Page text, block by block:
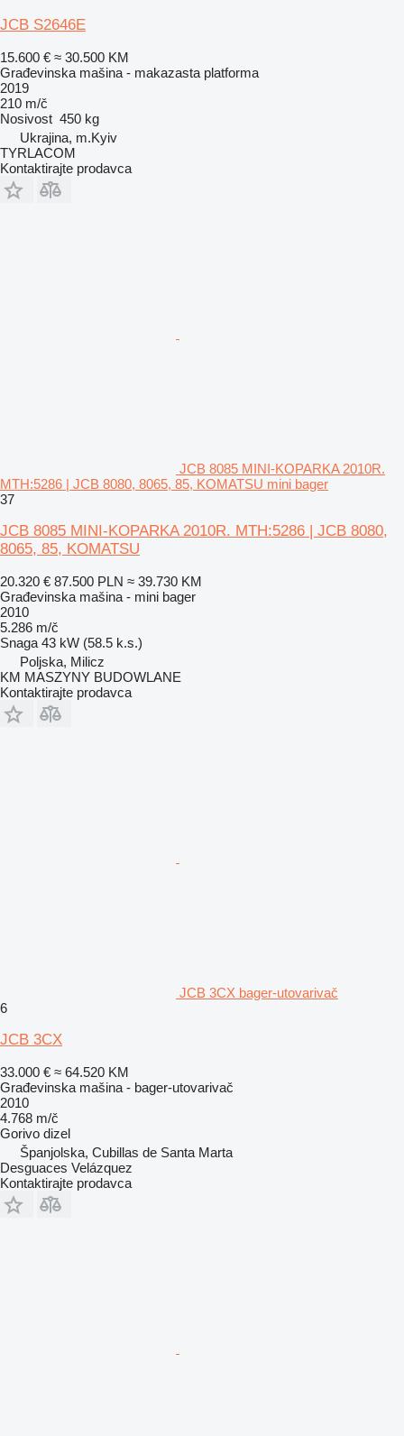
JCB S2646E
15.600 € ≈ 30.500 KM
Građevinska mašina - makazasta platforma
2019
210 m/č
Nosivost 450 kg
Ukrajina, m.Kyiv
TYRLACOM
Kontaktirajte prodavca
JCB 8085 MINI-KOPARKA 2010R.
MTH:5286 | JCB 8080, 8065, 85, KOMATSU mini bager
37
JCB 8085 MINI-KOPARKA 2010R. MTH:5286 | JCB 8080,
8065, 85, KOMATSU
20.320 € 87.500 PLN ≈ 39.730 KM
Građevinska mašina - mini bager
2010
5.286 m/č
Snaga 43 kW (58.5 k.s.)
Poljska, Milicz
KM MASZYNY BUDOWLANE
Kontaktirajte prodavca
JCB 3CX bager-utovarivač
6
JCB 3CX
33.000 € ≈ 64.520 KM
Građevinska mašina - bager-utovarivač
2010
4.768 m/č
Gorivo dizel
Španjolska, Cubillas de Santa Marta
Desguaces Velázquez
Kontaktirajte prodavca